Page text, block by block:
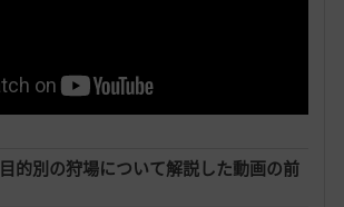
目的別の狩場について解説した動画の前